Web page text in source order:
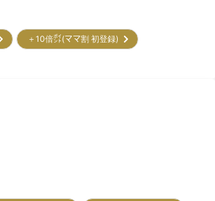
＋10倍㌽(ママ割 初登録)